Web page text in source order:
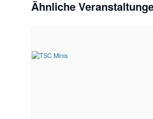
Ähnliche